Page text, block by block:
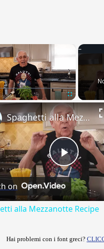
Play
Video
Spaghetti alla Mezzanotte Recipe
on
alla Mezzanotte Recipe
Hai problemi con i font greci?